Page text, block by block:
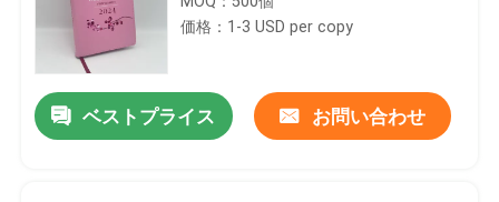
価格：1-3 USD per copy
ベストプライス お問い合わせ